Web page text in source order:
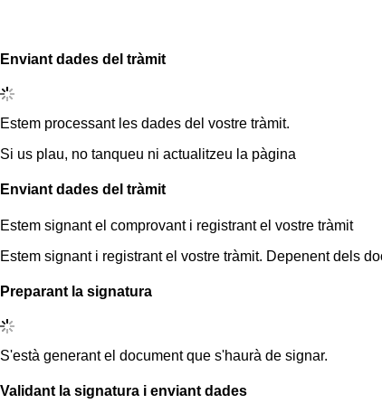
Enviant dades del tràmit
Estem processant les dades del vostre tràmit.
Si us plau, no tanqueu ni actualitzeu la pàgina
Enviant dades del tràmit
Estem signant el comprovant i registrant el vostre tràmit
Estem signant i registrant el vostre tràmit. Depenent dels
Preparant la signatura
S'està generant el document que s'haurà de signar.
Validant la signatura i enviant dades